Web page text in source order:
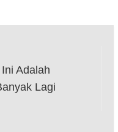
Adalah
Lagi